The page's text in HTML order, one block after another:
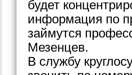
будет
информация по
займутся
Мезенцев.
В службу